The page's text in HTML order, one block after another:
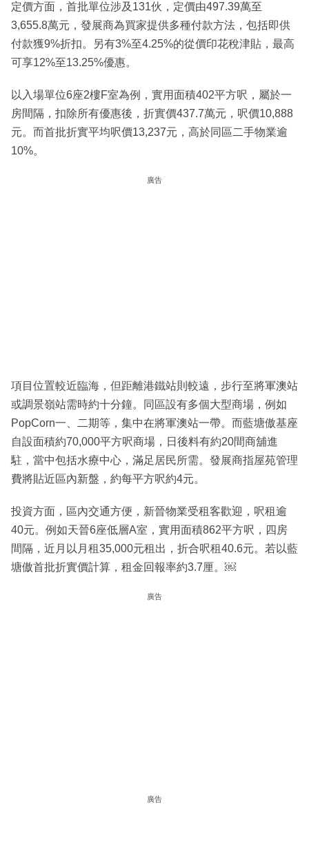
定價方面，首批單位涉及131伙，定價由497.39萬至
3,655.8萬元，發展商為買家提供多種付款方法，包括即供
付款獲9%折扣。另有3%至4.25%的從價印花稅津貼，最高
可享12%至13.25%優惠。
以入場單位6座2樓F室為例，實用面積402平方呎，屬於一
房間隔，扣除所有優惠後，折實價437.7萬元，呎價10,888
元。而首批折實平均呎價13,237元，高於同區二手物業逾
10%。
廣告
項目位置較近臨海，但距離港鐵站則較遠，步行至將軍澳站
或調景嶺站需時約十分鐘。同區設有多個大型商場，例如
PopCorn一、二期等，集中在將軍澳站一帶。而藍塘傲基座
自設面積約70,000平方呎商場，日後料有約20間商舖進
駐，當中包括水療中心，滿足居民所需。發展商指屋苑管理
費將貼近區內新盤，約每平方呎約4元。
投資方面，區內交通方便，新晉物業受租客歡迎，呎租逾
40元。例如天晉6座低層A室，實用面積862平方呎，四房
間隔，近月以月租35,000元租出，折合呎租40.6元。若以藍
塘傲首批折實價計算，租金回報率約3.7厘。￼
廣告
廣告